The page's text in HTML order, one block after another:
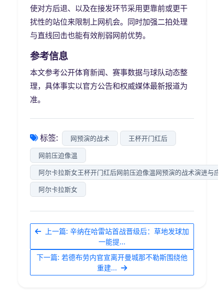
使对方后退、以及在接发环节采用更靠前或更干
扰性的站位来限制上网机会。同时加强二拍处理
与直线回击也能有效削弱网前优势。
参考信息
本文参考公开体育新闻、赛事数据与球队动态整
理，具体事实以官方公告和权威媒体最新报道为
准。
标签: 网预演的战术
王杯开门红后
网前压迫像温
阿尔卡拉斯女王杯开门红后网前压迫像温网预演的战术演进与应
阿尔卡拉斯女
上一篇: 辛纳在哈雷站首战晋级后：草地发球加
一能提...
下一篇: 若德布劳内官宣离开曼城那不勒斯围绕他
重建...